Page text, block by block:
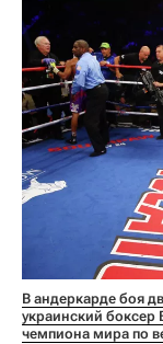
В андеркарде боя
украинский боксер
чемпиона мира по